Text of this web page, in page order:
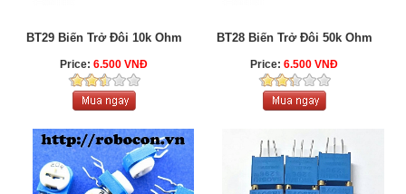
BT29 Biến Trở Đôi 10k Ohm
Price:6.500 VNĐ
BT28 Biến Trở Đôi 50k Ohm
Price:6.500 VNĐ